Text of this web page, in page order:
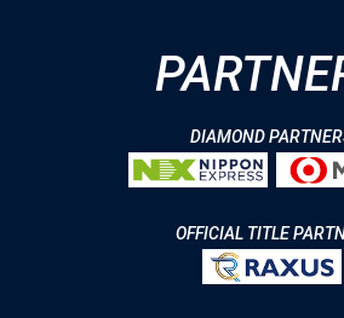
DIAMOND
OFFICIAL TITLE